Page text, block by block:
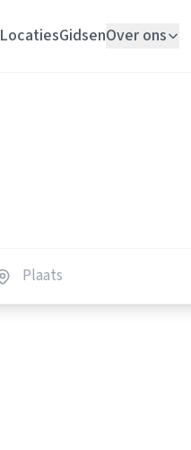
LocatiesGidsenOver ons